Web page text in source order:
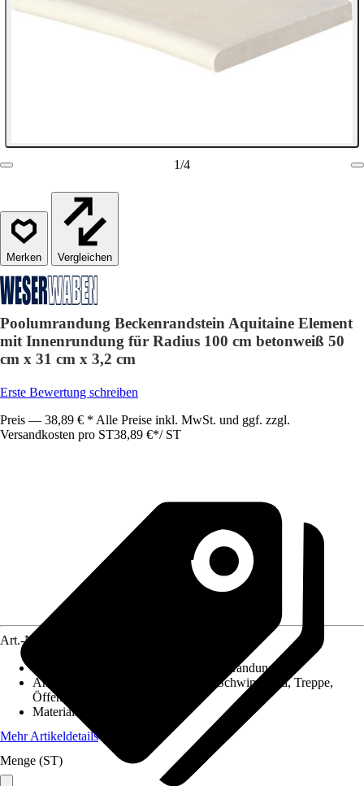
1/4
Vergleichen
Poolumrandung Beckenrandstein Aquitaine Element
mit Innenrundung für Radius 100 cm betonweiß 50
cm x 31 cm x 3,2 cm
Erste Bewertung schreiben
Preis — 38,89 € * Alle Preise inkl. MwSt. und ggf. zzgl.
Versandkosten pro ST38,89 €*/ ST
Art.-Nr.
Beckenrandstein, Poolumrandung
Anwendungsbereich
Garten, Pool, Schwimmbad, Treppe,
Öffentlichen Bereich
Material:
Mehr Artikeldetails
Menge (ST)